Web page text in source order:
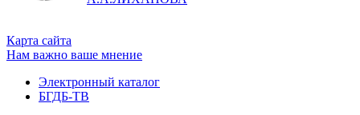
Карта сайта
Нам важно ваше мнение
Электронный каталог
БГДБ-ТВ